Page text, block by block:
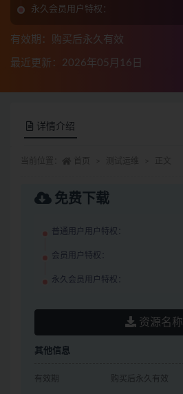
永久会员用户特权：
有效期：购买后永久有效
最近更新：2026年05月16日
详情介绍
免费下载
普通用户用户特权：
会员用户特权：
永久会员用户特权：
资源名称
其他信息
有效期 购买后永久有效